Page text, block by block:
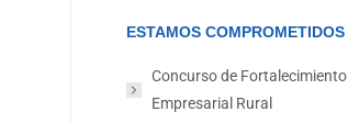
ESTAMOS COMPROMETIDOS
Concurso de Fortalecimiento
Empresarial Rural